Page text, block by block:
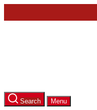
to
Search Menu